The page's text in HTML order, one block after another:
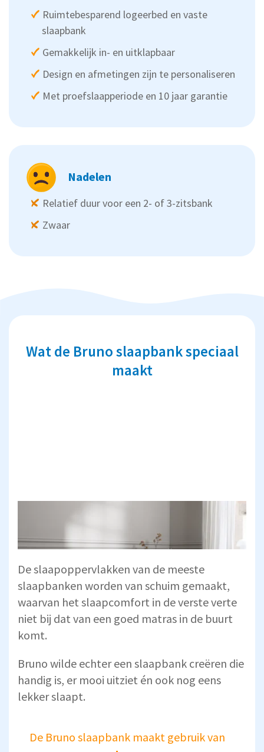
Ruimtebesparend logeerbed en vaste
slaapbank
Gemakkelijk in- en uitklapbaar
Design en afmetingen zijn te personaliseren
Met proefslaapperiode en 10 jaar garantie
Nadelen
Relatief duur voor een 2- of 3-zitsbank
Zwaar
Wat de Bruno slaapbank speciaal
maakt
De slaapoppervlakken van de meeste
slaapbanken worden van schuim gemaakt,
waarvan het slaapcomfort in de verste verte
niet bij dat van een goed matras in de buurt
komt.
Bruno wilde echter een slaapbank creëren die
handig is, er mooi uitziet én ook nog eens
lekker slaapt.
De Bruno slaapbank maakt gebruik van